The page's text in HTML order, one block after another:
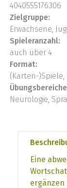
4040555176306
Zielgruppe:
Erwachsene,
Spieleranzahl:
auch über 4
Format:
(Karten-
Neurologie,
Eine